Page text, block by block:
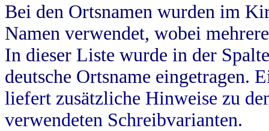
Bei den Ortsnamen wurden im
Namen verwendet, wobei
In dieser Liste wurde in der
deutsche Ortsname eingetragen.
liefert zusätzliche Hinweise zu
verwendeten Schreibvarianten.